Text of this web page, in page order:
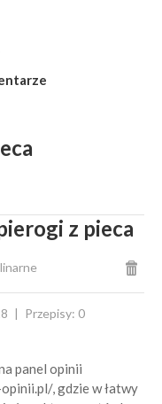
z pieca
Przepisy: 0
panel opinii
, gdzie w łatwy